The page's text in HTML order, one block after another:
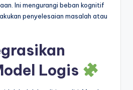
Ini mengurangi beban kognitif
penyelesaian masalah atau
Logis